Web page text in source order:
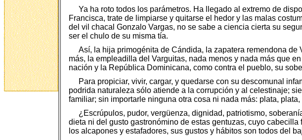
Ya ha roto todos los parámetros. Ha llegado al extremo de
Francisca, trate de limpiarse y quitarse el hedor y las malas
del vil chacal Gonzalo Vargas, no se sabe a ciencia cierta su
ser el chulo de su misma tía.
Así, la hija primogénita de Cándida, la zapatera remendona
más, la empleadilla del Varguitas, nada menos y nada más que
nación y la República Dominicana, como contra el pueblo, su
Para propiciar, vivir, cargar, y quedarse con su descomunal
podrida naturaleza sólo atiende a la corrupción y al celestinaje;
familiar; sin importarle ninguna otra cosa ni nada más: plata,
¿Escrúpulos, pudor, vergüenza, dignidad, patriotismo,
dieta ni del gusto gastronómino de estas gentuzas, cuyo
los alcapones y estafadores, sus gustos y hábitos son todos del